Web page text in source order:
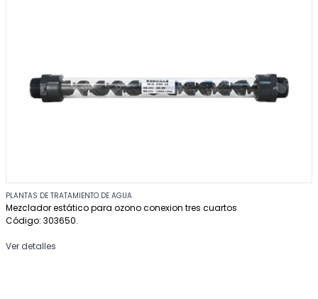
PLANTAS DE TRATAMIENTO DE AGUA
Mezclador estático para ozono conexion tres cuartos
Código: 303650.
Ver detalles